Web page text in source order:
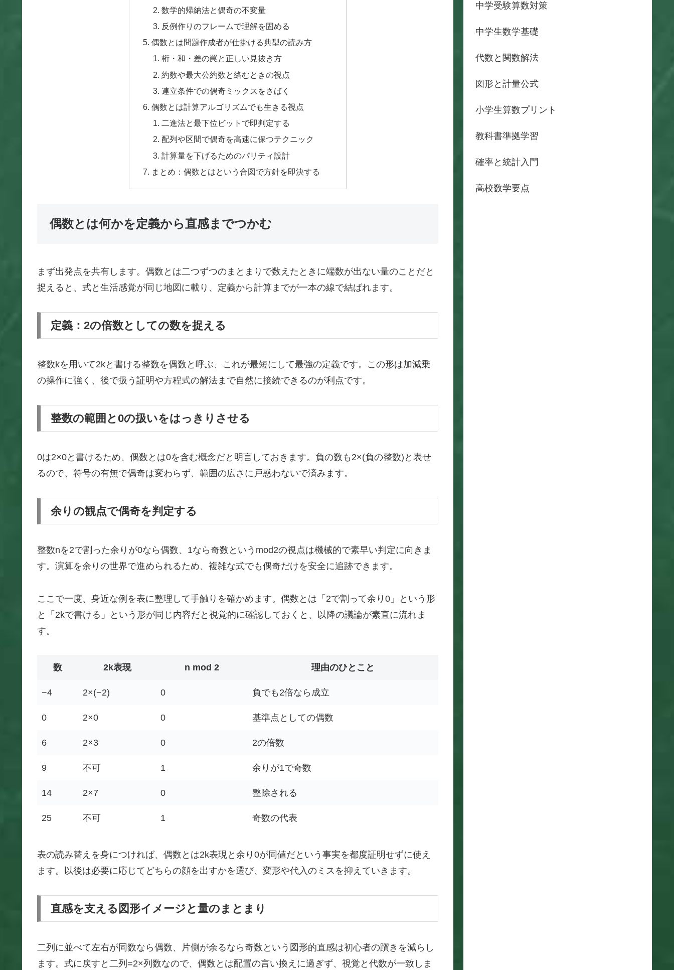
数学的帰納法と偶奇の不変量
反例作りのフレームで理解を固める
偶数とは問題作成者が仕掛ける典型の読み方
桁・和・差の罠と正しい見抜き方
約数や最大公約数と絡むときの視点
連立条件での偶奇ミックスをさばく
偶数とは計算アルゴリズムでも生きる視点
二進法と最下位ビットで即判定する
配列や区間で偶奇を高速に保つテクニック
計算量を下げるためのパリティ設計
まとめ：偶数とはという合図で方針を即決する
偶数とは何かを定義から直感までつかむ
まず出発点を共有します。偶数とは二つずつのまとまりで数えたときに端数が出ない量のことだと
捉えると、式と生活感覚が同じ地図に載り、定義から計算までが一本の線で結ばれます。
定義：2の倍数としての数を捉える
整数kを用いて2kと書ける整数を偶数と呼ぶ、これが最短にして最強の定義です。この形は加減乗
の操作に強く、後で扱う証明や方程式の解法まで自然に接続できるのが利点です。
整数の範囲と0の扱いをはっきりさせる
0は2×0と書けるため、偶数とは0を含む概念だと明言しておきます。負の数も2×(負の整数)と表せ
るので、符号の有無で偶奇は変わらず、範囲の広さに戸惑わないで済みます。
余りの観点で偶奇を判定する
整数nを2で割った余りが0なら偶数、1なら奇数というmod2の視点は機械的で素早い判定に向きま
す。演算を余りの世界で進められるため、複雑な式でも偶奇だけを安全に追跡できます。
ここで一度、身近な例を表に整理して手触りを確かめます。偶数とは「2で割って余り0」という形
と「2kで書ける」という形が同じ内容だと視覚的に確認しておくと、以降の議論が素直に流れま
す。
数 2k表現 n mod 2 理由のひとこと
−4 2×(−2) 0 負でも2倍なら成立
0 2×0 0 基準点としての偶数
6 2×3 0 2の倍数
9 不可 1 余りが1で奇数
14 2×7 0 整除される
25 不可 1 奇数の代表
表の読み替えを身につければ、偶数とは2k表現と余り0が同値だという事実を都度証明せずに使え
ます。以後は必要に応じてどちらの顔を出すかを選び、変形や代入のミスを抑えていきます。
直感を支える図形イメージと量のまとまり
二列に並べて左右が同数なら偶数、片側が余るなら奇数という図形的直感は初心者の躓きを減らし
ます。式に戻すと二列=2×列数なので、偶数とは配置の言い換えに過ぎず、視覚と代数が一致しま
中学受験算数対策
中学生数学基礎
代数と関数解法
図形と計量公式
小学生算数プリント
教科書準拠学習
確率と統計入門
高校数学要点